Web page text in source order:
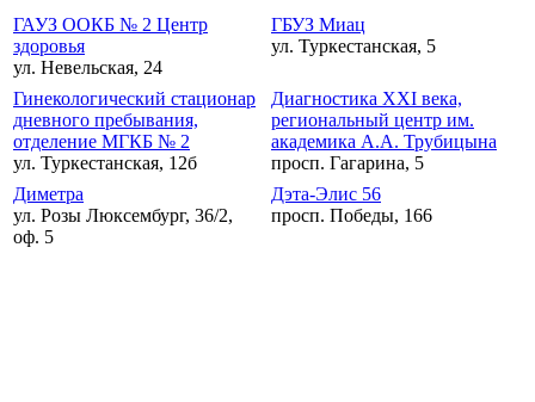
ГАУЗ ООКБ № 2 Центр
здоровья
ул. Невельская, 24
ГБУЗ Миац
ул. Туркестанская, 5
Гинекологический стационар
дневного пребывания,
отделение МГКБ № 2
ул. Туркестанская, 12б
Диагностика XXI века,
региональный центр им.
академика А.А. Трубицына
просп. Гагарина, 5
Диметра
ул. Розы Люксембург, 36/2,
оф. 5
Дэта-Элис 56
просп. Победы, 166